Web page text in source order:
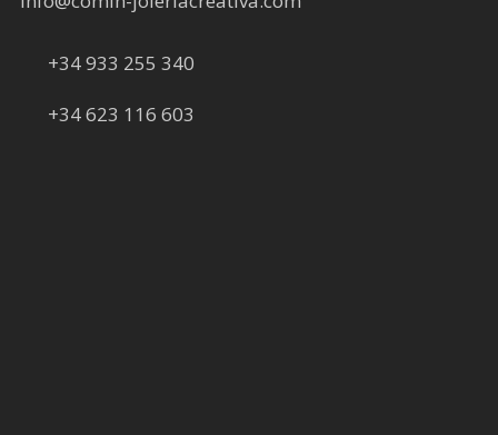
+34 933 255 340
+34 623 116 603